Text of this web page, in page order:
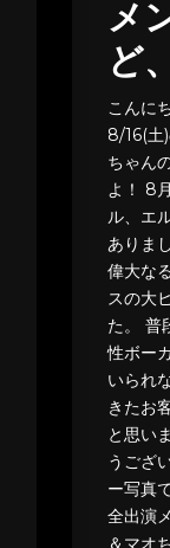
メ
ど
こんに
8/16(土
ちゃん
よ！ 8
ル、エ
ありま
偉大な
スの大
た。 普
性ボー
いられ
きたお
と思い
うござ
ー写真
全出演